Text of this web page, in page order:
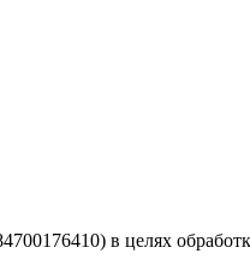
в целях